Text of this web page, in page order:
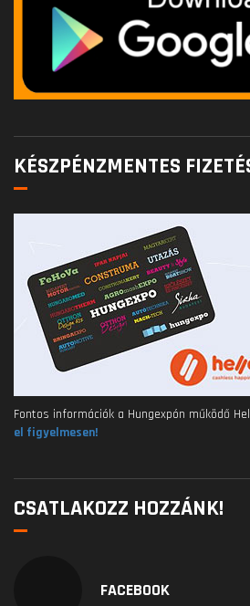
KÉSZPÉNZMENTES
Fontos információk a Hungexpón működő
el figyelmesen!
CSATLAKOZZ HOZZÁNK!
FACEBOOK